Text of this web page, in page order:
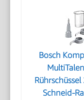
Bosch
Schneid-